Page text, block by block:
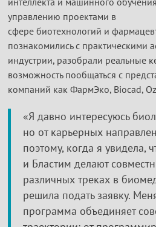
управлению проектами в
сфере биотехнологий и
познакомились с практическими
индустрии, разобрали реальные
возможность пообщаться с
компаний как ФармЭко, Biocad,
«Я давно интересуюсь
но от карьерных
поэтому, когда я увидела,
и Бластим делают
различных треках в
решила подать заявку.
программа объединяет